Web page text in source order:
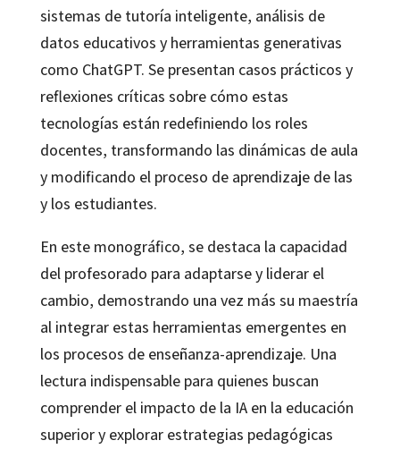
sistemas de tutoría inteligente, análisis de
datos educativos y herramientas generativas
como ChatGPT. Se presentan casos prácticos y
reflexiones críticas sobre cómo estas
tecnologías están redefiniendo los roles
docentes, transformando las dinámicas de aula
y modificando el proceso de aprendizaje de las
y los estudiantes.
En este monográfico, se destaca la capacidad
del profesorado para adaptarse y liderar el
cambio, demostrando una vez más su maestría
al integrar estas herramientas emergentes en
los procesos de enseñanza-aprendizaje. Una
lectura indispensable para quienes buscan
comprender el impacto de la IA en la educación
superior y explorar estrategias pedagógicas